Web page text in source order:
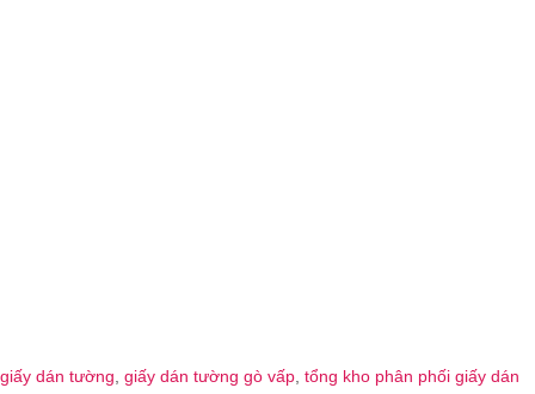
giấy dán tường giấy dán tường gò vấp tổng kho phân phối giấy dán